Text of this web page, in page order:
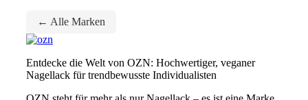
← Alle Marken
Entdecke die Welt von OZN: Hochwertiger, veganer
Nagellack für trendbewusste Individualisten